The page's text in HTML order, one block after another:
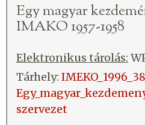
Egy magyar
IMAKO 1957-1958
Elektronikus tárolás:
Tárhely:
szervezet